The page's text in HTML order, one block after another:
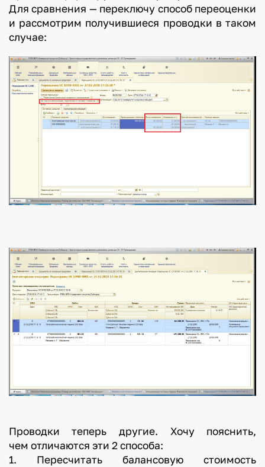
Для сравнения — переключу способ переоценки
и рассмотрим получившиеся проводки в таком
случае:
Проводки теперь другие. Хочу пояснить,
чем отличаются эти 2 способа:
1. Пересчитать балансовую стоимость